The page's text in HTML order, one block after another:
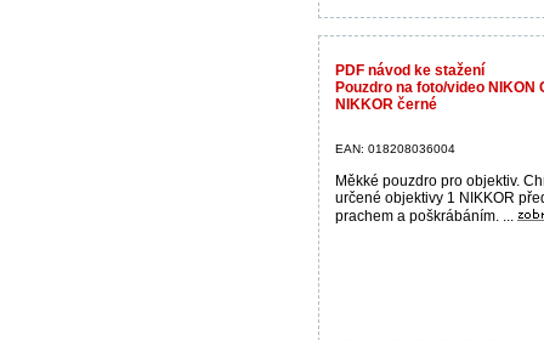
PDF návod ke stažení
Pouzdro na foto/video NIKON
NIKKOR černé
EAN: 018208036004
Měkké pouzdro pro objektiv.
určené objektivy 1 NIKKOR
prachem a poškrábáním. ...